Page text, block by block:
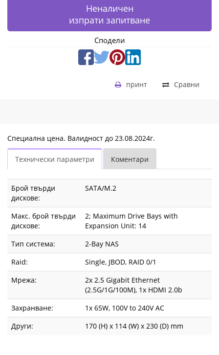
(Diskless),
A,
WOW
(Wake
on
WAN),
WOL,
System
Sleep
Mode,
AES-
Неналичен
изпрати запитване
Сподели
Сравни
принт
Специална цена. Валидност до 23.08.2024г.
Технически параметри Коментари
Брой твърди
дискове:
SATA/M.2
Макс. брой твърди
дискове:
2; Maximum Drive Bays with
Expansion Unit: 14
Тип система:
2-Bay NAS
Raid:
Single, JBOD, RAID 0/1
Мрежа:
2x 2.5 Gigabit Ethernet
(2.5G/1G/100M), 1x HDMI 2.0b
Захранване:
1x 65W, 100V to 240V AC
Други:
170 (H) x 114 (W) x 230 (D) mm